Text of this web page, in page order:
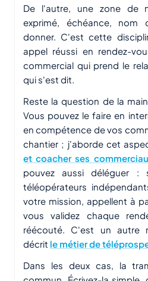
De l'autre, une zone de
exprimé, échéance, nom
donner. C'est cette
appel réussi en rendez-
commercial qui prend le
qui s'est dit.
Reste la question de la
Vous pouvez le faire en
en compétence de vos
chantier ; j'aborde cet
et coacher ses
pouvez aussi déléguer :
téléopérateurs
votre mission, appellent à
vous validez chaque
réécouté. C'est un autre
décrit le métier de
Dans les deux cas, la